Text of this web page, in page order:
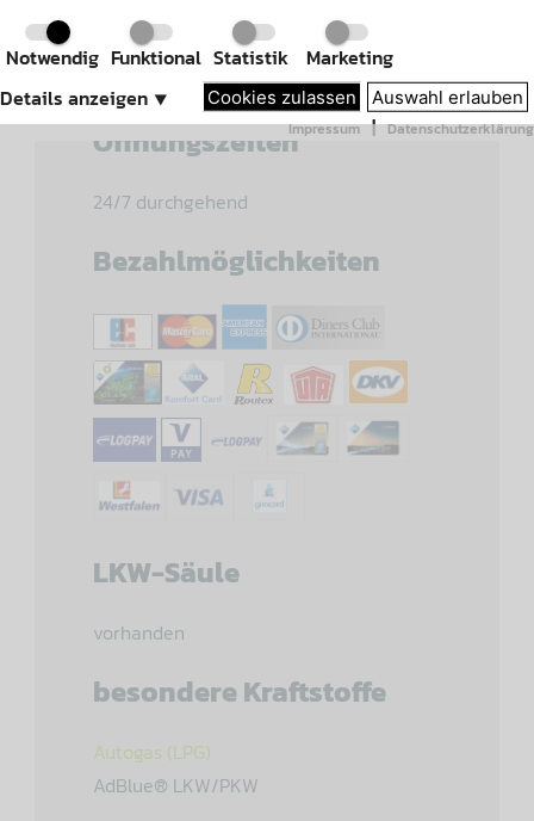
Notwendig Funktional Statistik Marketing
Cookies zulassen Auswahl erlauben
Details anzeigen ⯆
Impressum | Datenschutzerklärung
Kontakt
6908322
Öffnungszeiten
24/7 durchgehend
Bezahlmöglichkeiten
LKW-Säule
vorhanden
besondere Kraftstoffe
Autogas (LPG)
AdBlue® LKW/PKW